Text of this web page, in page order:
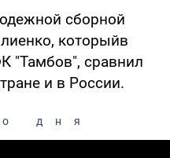
сборной
которыйв
"Тамбов", сравнил
и в России.
дня